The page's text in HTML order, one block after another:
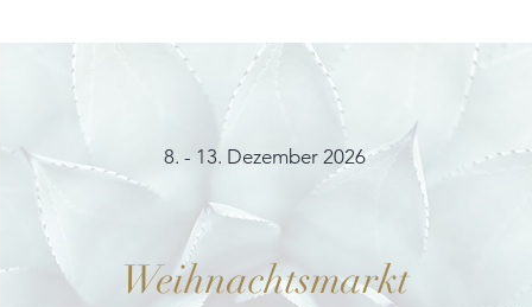
8. - 13. Dezember 2026
Weihnachtsmarkt